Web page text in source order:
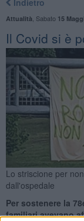
Attualità Sabato 15
Il Covid si è
Lo striscione per
dall'ospedale
Per sostenere la
familiari avevano